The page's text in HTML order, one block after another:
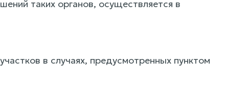
таких органов, осуществляется в
в случаях, предусмотренных пунктом